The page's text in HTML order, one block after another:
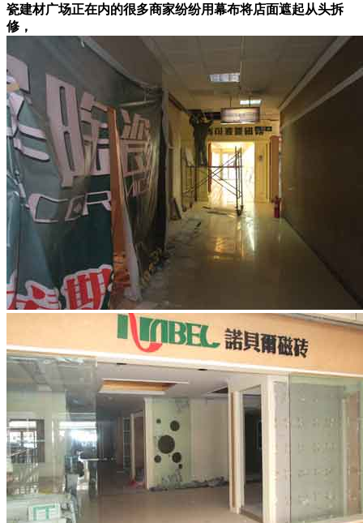
瓷建材广场正在内的很多商家纷纷用幕布将店面遮起从头拆
修，